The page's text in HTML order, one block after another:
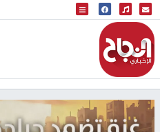
البث المباشر
إذاعة النجاح